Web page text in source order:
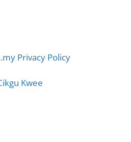
Privacy Policy
Kwee